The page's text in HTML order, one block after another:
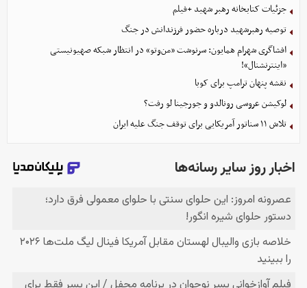
جزئیات کتابخانه رهبر شهید +فیلم
توصیه رهبرشهید درباره حضور فرزندانش در جنگ
افشاگری شهرام همایون: سرنوشت «من‌وتو» در انتظار شبکه صهیونیستی
«اینترنشنال»!
نقشه پنهان ترامپ برای کوبا
لوکیشن عروسی رونالدو و جورجینا لو رفت؟
تلاش ۱۱ سناتور آمریکایی برای توقف جنگ علیه ایران